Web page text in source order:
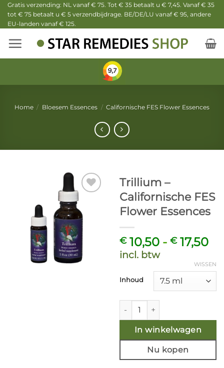
Ga
naar
inhoud
Gratis verzending: NL vanaf € 75. Tot € 35 betaalt u € 7,45. Vanaf € 35
tot € 75 betaalt u € 5 verzendbijdrage. BE/DE/LU vanaf € 95, andere
EU-landen vanaf € 125.
Home / Bloesem Essences / Californische FES Flower Essences
Trillium –
Californische FES
Flower Essences
€10,50 - €17,50
€
incl. btw
Inhoud
WISSEN
Trillium - Californische FES
In winkelwagen
Nu kopen